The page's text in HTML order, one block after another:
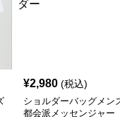
ショルダーバッグメンズ
都会派メッセンジャー
大容量ショルダー